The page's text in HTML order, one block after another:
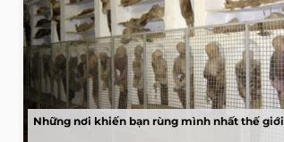
Những nơi khiến bạn rùng mình nhất thế giới